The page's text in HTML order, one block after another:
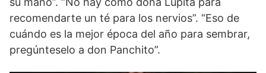
recomendarte un té para los nervios”. “Eso de
cuándo es la mejor época del año para sembrar,
pregúnteselo a don Panchito”.